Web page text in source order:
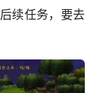
续任务，要去